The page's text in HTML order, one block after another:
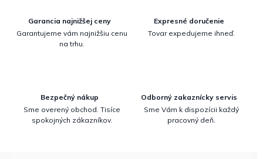
Garancia najnižšej ceny
Garantujeme vám najnižšiu cenu
na trhu.
Expresné doručenie
Tovar expedujeme ihneď.
Bezpečný nákup
Sme overený obchod. Tisíce
spokojných zákazníkov.
Odborný zakaznícky servis
Sme Vám k dispozícii každý
pracovný deň.